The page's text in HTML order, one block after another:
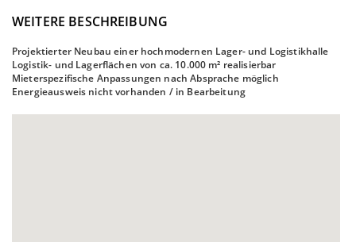
WEITERE BESCHREIBUNG
Projektierter Neubau einer hochmodernen Lager- und Logistikhalle
Logistik- und Lagerflächen von ca. 10.000 m² realisierbar
Mieterspezifische Anpassungen nach Absprache möglich
Energieausweis nicht vorhanden / in Bearbeitung